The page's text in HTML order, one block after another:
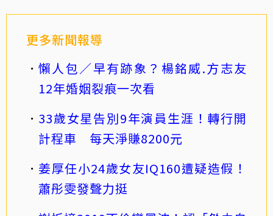
更多新聞報導
懶人包／早有跡象？楊銘威.方志友
12年婚姻裂痕一次看
33歲女星告別9年演員生涯！轉行開
計程車 每天淨賺8200元
姜厚任小24歲女友IQ160遭疑造假！
蕭彤雯發聲力挺